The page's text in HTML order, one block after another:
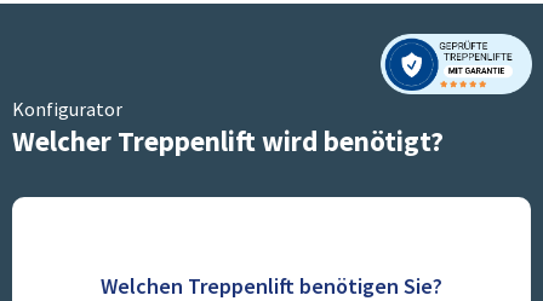
Konfigurator
Welcher Treppenlift wird benötigt?
Welchen Treppenlift benötigen Sie?